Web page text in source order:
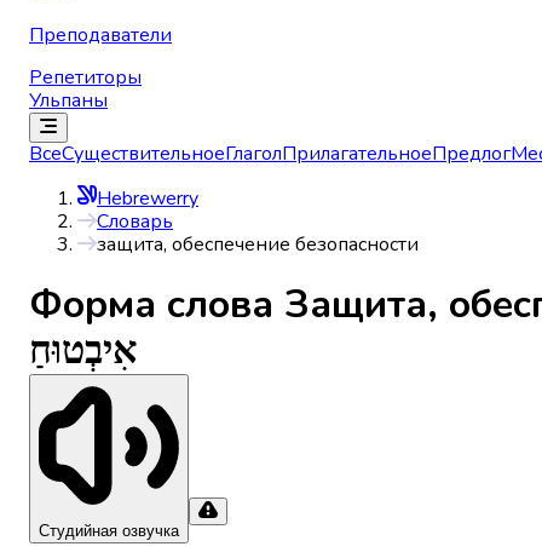
Преподаватели
Репетиторы
Ульпаны
ВсеСуществительноеГлаголПрилагательноеПредлог
Hebrewerry
Словарь
защита, обеспечение безопасности
Форма слова Защита,
אִיבְטוּחַ
Студийная озвучка